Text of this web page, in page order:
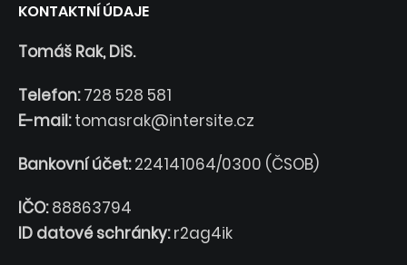
KONTAKTNÍ ÚDAJE
Tomáš Rak, DiS.
Telefon: 728 528 581
E-mail: tomasrak@intersite.cz
Bankovní účet:224141064/0300 (ČSOB)
IČO:88863794
ID datové schránky:r2ag4ik